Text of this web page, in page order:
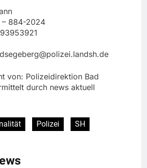
– 884-2024
von: Polizeidirektion Bad
durch news aktuell
Polizei SH